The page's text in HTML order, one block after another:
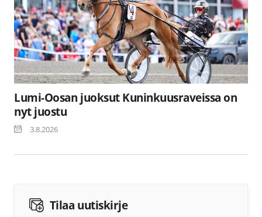
Lumi-Oosan juoksut Kuninkuusraveissa on
nyt juostu
3.8.2026
Tilaa uutiskirje